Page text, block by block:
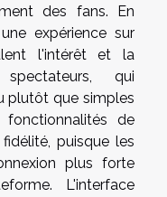
des fans. En
expérience sur
l'intérêt et la
qui
plutôt que simples
fonctionnalités de
puisque les
plus forte
L'interface